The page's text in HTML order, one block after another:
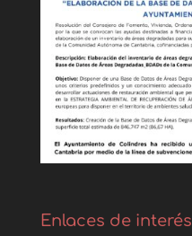
Enlaces de interés